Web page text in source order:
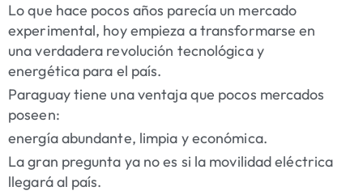
Lo que hace pocos años parecía un mercado
experimental, hoy empieza a transformarse en
una verdadera revolución tecnológica y
energética para el país.
Paraguay tiene una ventaja que pocos mercados
poseen:
energía abundante, limpia y económica.
La gran pregunta ya no es si la movilidad eléctrica
llegará al país.